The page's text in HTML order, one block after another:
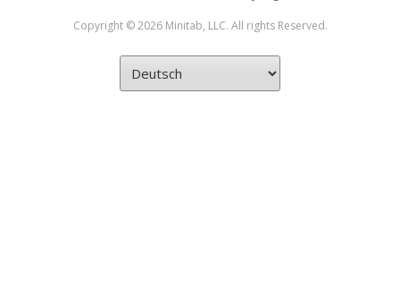
Copyright © 2026 Minitab, LLC. All rights Reserved.